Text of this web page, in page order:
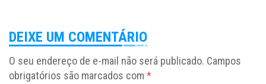
DEIXE UM COMENTÁRIO
O seu endereço de e-mail não será publicado. Campos
obrigatórios são marcados com *